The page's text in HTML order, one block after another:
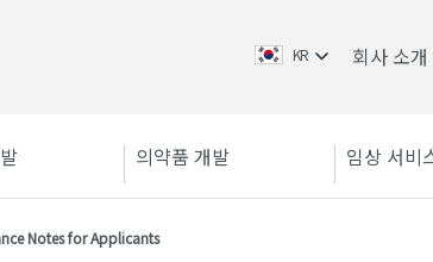
KR 회사 소개
의약품 개발 임상 서비
Notes for Applicants